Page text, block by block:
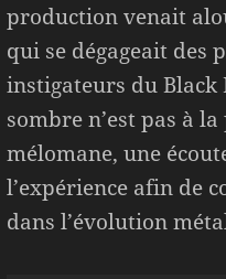
production venait
qui se dégageait des
instigateurs du
sombre n’est pas à
mélomane, une
l’expérience afin de
dans l’évolution